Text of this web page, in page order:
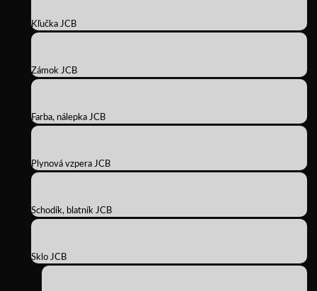
Kľučka JCB
Zámok JCB
Farba, nálepka JCB
Plynová vzpera JCB
Schodík, blatník JCB
Sklo JCB